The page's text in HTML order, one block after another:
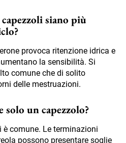
siano più
provoca ritenzione idrica e
la sensibilità. Si
comune che di solito
delle mestruazioni.
solo un capezzolo?
è comune. Le terminazioni
possono presentare soglie